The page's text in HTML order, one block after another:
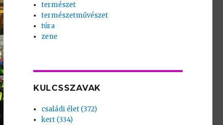
természet
természetművészet
túra
zene
KULCSSZAVAK
családi élet (372)
kert (334)